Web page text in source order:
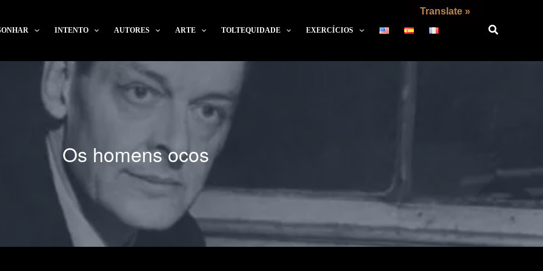
INTENTO AUTORES ARTE TOLTEQUIDADE EXERCÍCIOS
Os homens ocos
Translate »